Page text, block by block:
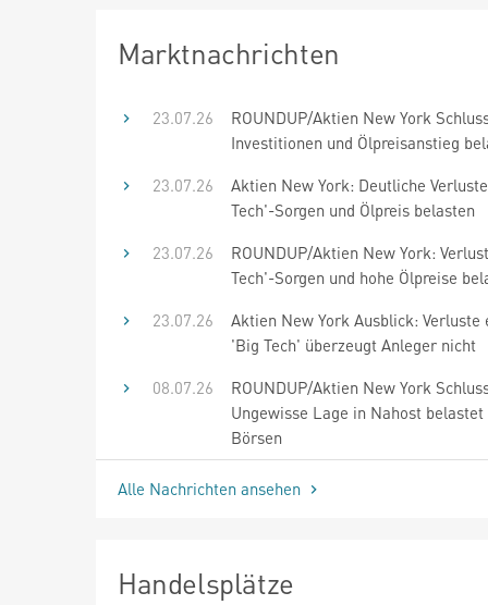
Marktnachrichten
23.07.26
ROUNDUP/Aktien New York
Investitionen und Ölpreisanstieg
23.07.26
Aktien New York: Deutliche
Tech'-Sorgen und Ölpreis belasten
23.07.26
ROUNDUP/Aktien New York:
Tech'-Sorgen und hohe Ölpreise
23.07.26
Aktien New York Ausblick:
'Big Tech' überzeugt Anleger nicht
08.07.26
ROUNDUP/Aktien New York
Ungewisse Lage in Nahost belastet
Börsen
Alle Nachrichten ansehen
Handelsplätze